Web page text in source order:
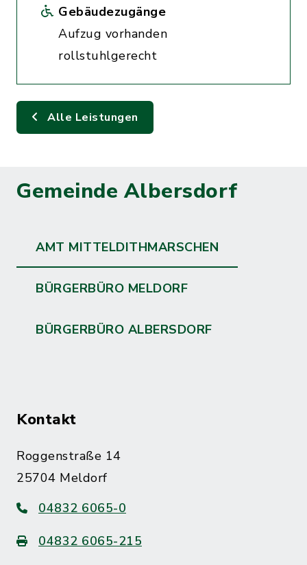
Gebäudezugänge
Aufzug vorhanden
rollstuhlgerecht
Alle Leistungen
Gemeinde Albersdorf
AMT MITTELDITHMARSCHEN
BÜRGERBÜRO MELDORF
BÜRGERBÜRO ALBERSDORF
Kontakt
Roggenstraße 14
25704 Meldorf
04832 6065-0
04832 6065-215